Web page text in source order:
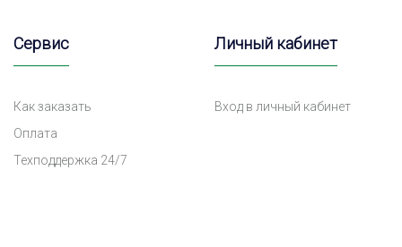
Сервис
Как заказать
Оплата
Техподдержка 24/7
Личный кабинет
Вход в личный кабинет